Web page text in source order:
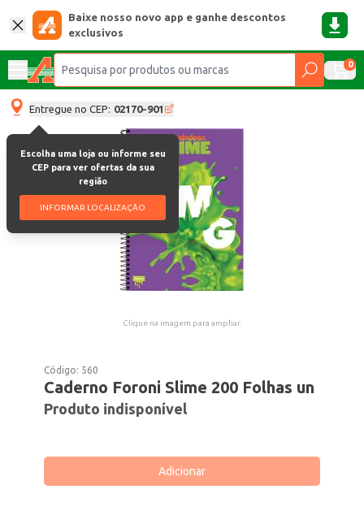
Baixe nosso novo app e ganhe descontos
exclusivos
0
Entregue no CEP: 02170-901
Escolha uma loja ou informe seu
CEP para ver ofertas da sua
região
INFORMAR LOCALIZAÇÃO
Clique na imagem para ampliar.
Código: 560
Caderno Foroni Slime 200 Folhas un
Produto indisponível
Adicionar